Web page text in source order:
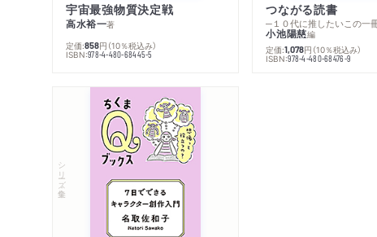
宇宙最強物質決定戦
高水裕一著
定価:858円 （10％税込み）
ISBN:978-4-480-68445-5
つながる読書
─１０代に推したいこの一
小池陽慈編
定価:1,078円 （10％税込み）
ISBN:978-4-480-68476-9
シリーズ・全集